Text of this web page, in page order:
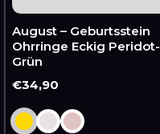
August – Geburtsstein
Ohrringe Eckig Peridot-
Grün
Normaler
Preis
€34,90